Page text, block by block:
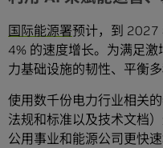
国际能源署预计，到 2027
4% 的速度增长。为满足
力基础设施的韧性、平衡
使用数千份电力行业相关
法规和标准以及技术文档
公用事业和能源公司更快